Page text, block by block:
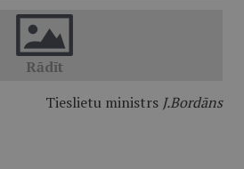
Tieslietu ministrs J.Bordāns